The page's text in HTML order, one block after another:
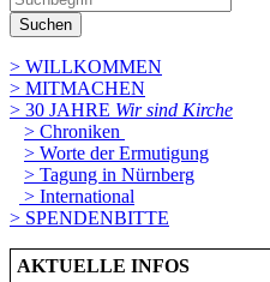
Suchen
> WILLKOMMEN
> MITMACHEN
> 30 JAHRE Wir sind Kirche
> Chroniken
> Worte der Ermutigung
> Tagung in Nürnberg
> International
> SPENDENBITTE
AKTUELLE INFOS